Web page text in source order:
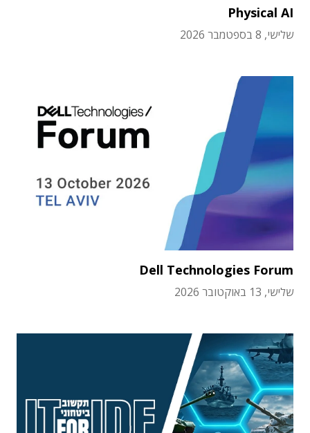
Physical AI
שלישי, 8 בספטמבר 2026
Dell Technologies Forum
שלישי, 13 באוקטובר 2026